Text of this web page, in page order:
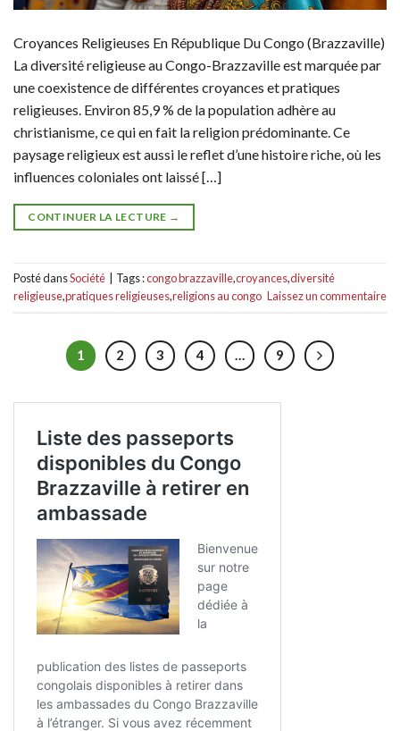
Croyances Religieuses En République Du Congo (Brazzaville)
La diversité religieuse au Congo-Brazzaville est marquée par
une coexistence de différentes croyances et pratiques
religieuses. Environ 85,9 % de la population adhère au
christianisme, ce qui en fait la religion prédominante. Ce
paysage religieux est aussi le reflet d’une histoire riche, où les
influences coloniales ont laissé […]
CONTINUER LA LECTURE →
Posté dansSociété Tags :congo brazzaville,croyances,diversité
religieuse,pratiques religieuses,religions au congo Laissez un commentaire
1 2 3 4 … 9